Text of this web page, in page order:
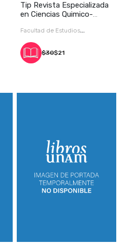
Tip Revista Especializada
en Ciencias Quimico-
Facultad de Estudios
Superiores Zaragoza
$30$21